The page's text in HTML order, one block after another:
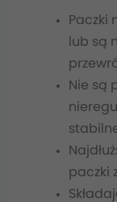
Paczki
lub są
Nie są
paczki